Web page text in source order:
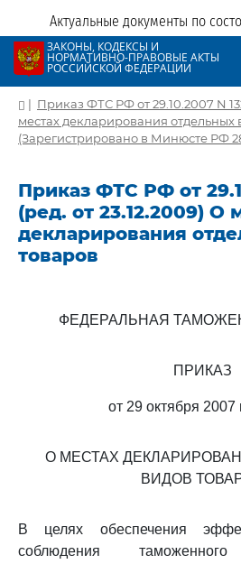
Актуальные документы по
ЗАКОНЫ, КОДЕКСЫ И
НОРМАТИВНО-ПРАВОВЫЕ АКТЫ
РОССИЙСКОЙ ФЕДЕРАЦИИ
| Приказ ФТС РФ от 29.10.2007 N
местах декларирования отдельных
(Зарегистрировано в Минюсте РФ
Приказ ФТС РФ от
(ред. от 23.12.2009) О
декларирования
товаров
ФЕДЕРАЛЬНАЯ
ПРИКАЗ
от 29 октября 2007
О МЕСТАХ
ВИДОВ
В целях обеспечения
соблюдения таможенного